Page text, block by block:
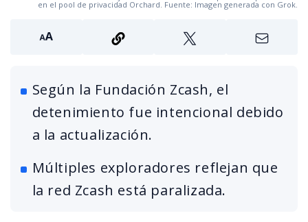
en el pool de privacidad Orchard. Fuente: Imagen generada con Grok.
Según la Fundación Zcash, el
detenimiento fue intencional debido
a la actualización.
Múltiples exploradores reflejan que
la red Zcash está paralizada.